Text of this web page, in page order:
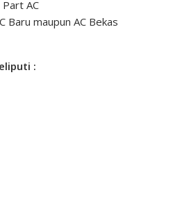
AC
Baru maupun AC Bekas
: